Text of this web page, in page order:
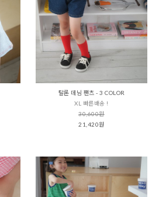
탈론 데님 팬츠 - 3 COLOR
XL 빠른배송 !
30,600원
21,420원